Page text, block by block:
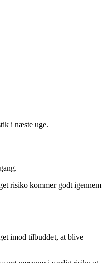
i næste uge.
risiko kommer godt igennem
imod tilbuddet, at blive